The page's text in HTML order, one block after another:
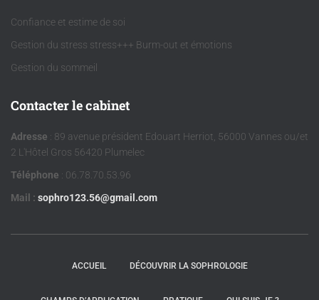
Confiance et estime de soi
Gestion du stress stress+++ Burm-out et émotions
Gestion du sommeil
Contacter le cabinet
Adresse : 89 avenue président Edouart Herriot, 56000 Vannes ou/et
2 L'Hôtel Gros 56420 Plumelec
Téléphone : 06.78.70.53.96
Mail : sophro123.56@gmail.com
ACCUEIL DÉCOUVRIR LA SOPHROLOGIE